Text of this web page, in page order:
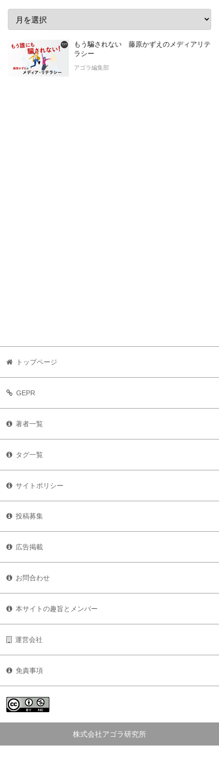
もう騙されない 藤原かずえのメディアリテ
ラシー
アゴラ編集部
トップページ
GEPR
著者一覧
タグ一覧
サイトポリシー
投稿募集
広告掲載
お問合わせ
本サイトの趣旨とメンバー
運営会社
免責事項
株式会社アゴラ研究所